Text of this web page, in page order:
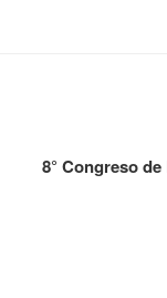
8° Congreso